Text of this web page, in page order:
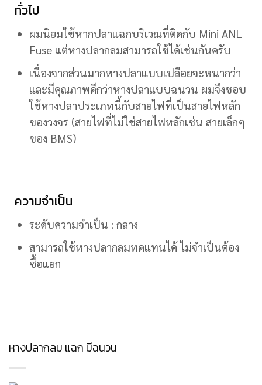
ทั่วไป
ผมนิยมใช้หากปลาแฉกบริเวณที่ติดกับ Mini ANL
Fuse แต่หางปลากลมสามารถใช้ได้เช่นกันครับ
เนื่องจากส่วนมากหางปลาแบบเปลือยจะหนากว่า
และมีคุณภาพดีกว่าหางปลาแบบฉนวน ผมจึงชอบ
ใช้หางปลาประเภทนี้กับสายไฟที่เป็นสายไฟหลัก
ของวงจร (สายไฟที่ไม่ใช่สายไฟหลักเช่น สายเล็กๆ
ของ BMS)
ความจำเป็น
ระดับความจำเป็น : กลาง
สามารถใช้หางปลากลมทดแทนได้ ไม่จำเป็นต้อง
ซื้อแยก
หางปลากลม แฉก มีฉนวน